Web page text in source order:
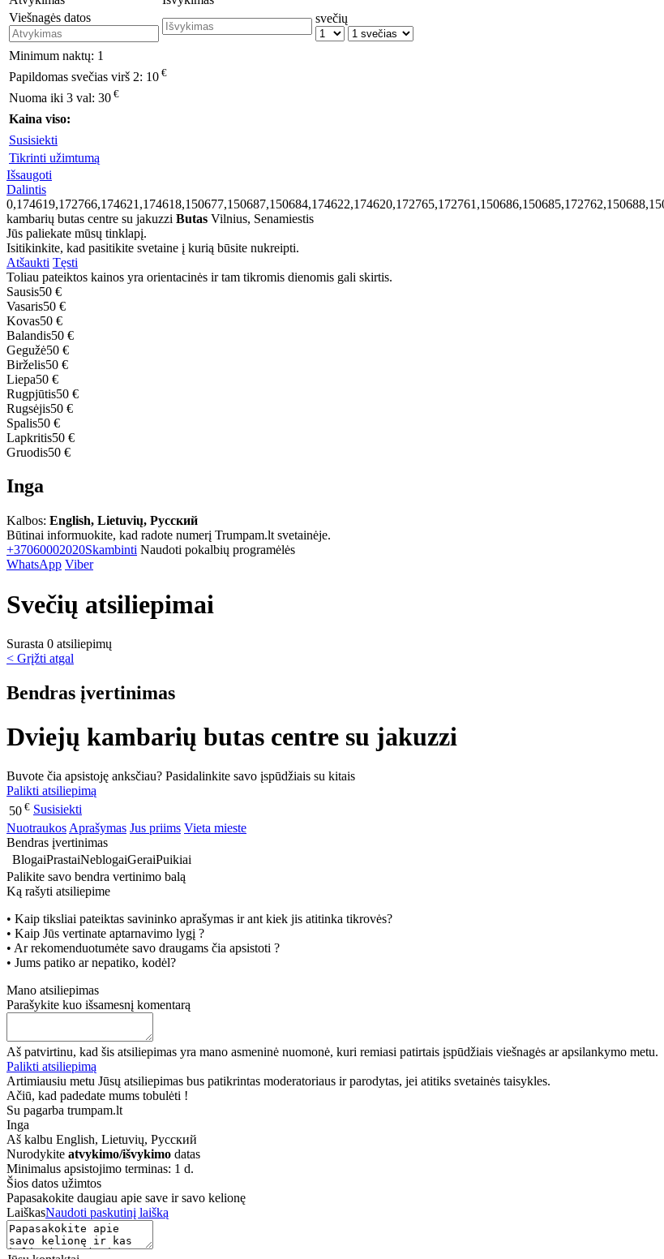
Viešnagės datos
svečių
Minimum naktų: 1
Papildomas svečias virš 2: 10 €
Nuoma iki 3 val: 30 €
Kaina viso:
Susisiekti
Tikrinti užimtumą
Išsaugoti
Dalintis
kambarių butas centre su jakuzzi Butas Vilnius, Senamiestis
Jūs paliekate mūsų tinklapį.
Isitikinkite, kad pasitikite svetaine į kurią būsite nukreipti.
Atšaukti Tęsti
Toliau pateiktos kainos yra orientacinės ir tam tikromis dienomis gali skirtis.
Sausis50 €
Vasaris50 €
Kovas50 €
Balandis50 €
Gegužė50 €
Birželis50 €
Liepa50 €
Rugpjūtis50 €
Rugsėjis50 €
Spalis50 €
Lapkritis50 €
Gruodis50 €
Inga
Kalbos: English, Lietuvių, Русский
Būtinai informuokite, kad radote numerį Trumpam.lt svetainėje.
+37060002020Skambinti Naudoti pokalbių programėlės
WhatsApp Viber
Svečių atsiliepimai
Surasta 0 atsiliepimų
< Grįžti atgal
Bendras įvertinimas
Dviejų kambarių butas centre su jakuzzi
Buvote čia apsistoję anksčiau? Pasidalinkite savo įspūdžiais su kitais
Palikti atsiliepimą
50 € Susisiekti
Nuotraukos Aprašymas Jus priims Vieta mieste
Bendras įvertinimas
BlogaiPrastaiNeblogaiGeraiPuikiai
Palikite savo bendra vertinimo balą
Ką rašyti atsiliepime
• Kaip tiksliai pateiktas savininko aprašymas ir ant kiek jis atitinka tikrovės?
• Kaip Jūs vertinate aptarnavimo lygį ?
• Ar rekomenduotumėte savo draugams čia apsistoti ?
• Jums patiko ar nepatiko, kodėl?
Mano atsiliepimas
Parašykite kuo išsamesnį komentarą
Aš patvirtinu, kad šis atsiliepimas yra mano asmeninė nuomonė, kuri remiasi patirtais įspūdžiais viešnagės ar apsilankymo metu.
Palikti atsiliepimą
Artimiausiu metu Jūsų atsiliepimas bus patikrintas moderatoriaus ir parodytas, jei atitiks svetainės taisykles.
Ačiū, kad padedate mums tobulėti !
Su pagarba trumpam.lt
Inga
Aš kalbu English, Lietuvių, Русский
Nurodykite atvykimo/išvykimo datas
Minimalus apsistojimo terminas: 1 d.
Šios datos užimtos
Papasakokite daugiau apie save ir savo kelionę
LaiškasNaudoti paskutinį laišką